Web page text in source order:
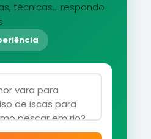
técnicas... respondo